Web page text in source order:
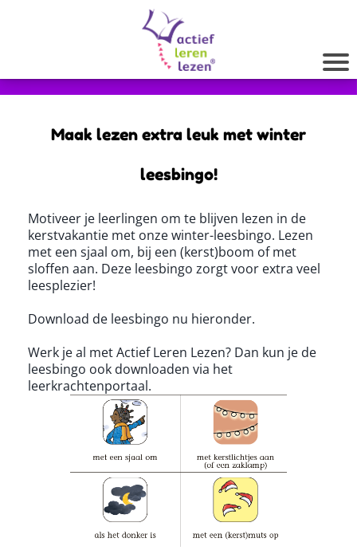
Maak lezen extra leuk met winter
leesbingo!
Motiveer je leerlingen om te blijven lezen in de
kerstvakantie met onze winter-leesbingo. Lezen
met een sjaal om, bij een (kerst)boom of met
sloffen aan. Deze leesbingo zorgt voor extra veel
leesplezier!
Download de leesbingo nu hieronder.
Werk je al met Actief Leren Lezen? Dan kun je de
leesbingo ook downloaden via het
leerkrachtenportaal.